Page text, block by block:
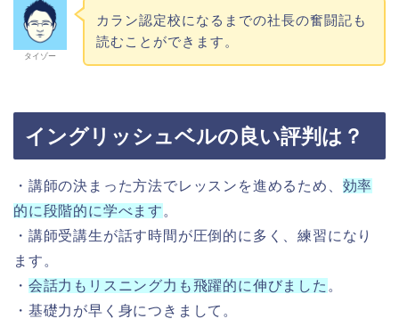
タイゾー
カラン認定校になるまでの社長の奮闘記も
読むことができます。
イングリッシュベルの良い評判は？
・講師の決まった方法でレッスンを進めるため、 効率
的に段階的に学べます 。
・講師受講生が話す時間が圧倒的に多く、練習になり
ます。
・ 会話力もリスニング力も飛躍的に伸びました 。
・基礎力が早く身につきまして。